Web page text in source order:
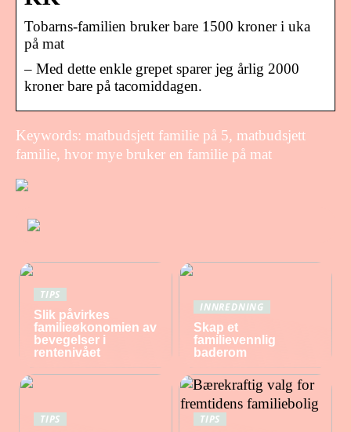
Tobarns-familien bruker bare 1500 kroner i uka
på mat
– Med dette enkle grepet sparer jeg årlig 2000
kroner bare på tacomiddagen.
Keywords: matbudsjett familie på 5, matbudsjett
familie, hvor mye bruker en familie på mat
TIPS
Slik påvirkes
familieøkonomien av
bevegelser i
rentenivået
INNREDNING
Skap et
familievennlig
baderom
TIPS TIPS